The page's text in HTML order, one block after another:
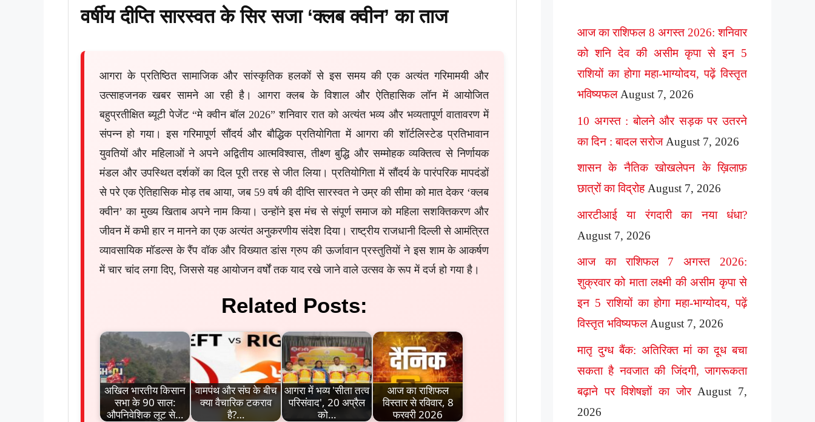
वर्षीय दीप्ति सारस्वत के सिर सजा ‘क्लब क्वीन’ का ताज
आगरा के प्रतिष्ठित सामाजिक और सांस्कृतिक हलकों से इस समय की एक अत्यंत गरिमामयी और
उत्साहजनक खबर सामने आ रही है। आगरा क्लब के विशाल और ऐतिहासिक लॉन में आयोजित
बहुप्रतीक्षित ब्यूटी पेजेंट “मे क्वीन बॉल 2026” शनिवार रात को अत्यंत भव्य और भव्यतापूर्ण वातावरण में
संपन्न हो गया। इस गरिमापूर्ण सौंदर्य और बौद्धिक प्रतियोगिता में आगरा की शॉर्टलिस्टेड प्रतिभावान
युवतियों और महिलाओं ने अपने अद्वितीय आत्मविश्वास, तीक्ष्ण बुद्धि और सम्मोहक व्यक्तित्व से निर्णायक
मंडल और उपस्थित दर्शकों का दिल पूरी तरह से जीत लिया। प्रतियोगिता में सौंदर्य के पारंपरिक मापदंडों
से परे एक ऐतिहासिक मोड़ तब आया, जब 59 वर्ष की दीप्ति सारस्वत ने उम्र की सीमा को मात देकर ‘क्लब
क्वीन’ का मुख्य खिताब अपने नाम किया। उन्होंने इस मंच से संपूर्ण समाज को महिला सशक्तिकरण और
जीवन में कभी हार न मानने का एक अत्यंत अनुकरणीय संदेश दिया। राष्ट्रीय राजधानी दिल्ली से आमंत्रित
व्यावसायिक मॉडल्स के रैंप वॉक और विख्यात डांस ग्रुप की ऊर्जावान प्रस्तुतियों ने इस शाम के आकर्षण
में चार चांद लगा दिए, जिससे यह आयोजन वर्षों तक याद रखे जाने वाले उत्सव के रूप में दर्ज हो गया है।
Related Posts:
अखिल भारतीय किसान
सभा के 90 साल:
औपनिवेशिक लूट से…
वामपंथ और संघ के बीच
क्या वैचारिक टकराव
है?…
आगरा में भव्य 'सीता तत्व
परिसंवाद', 20 अप्रैल
को…
आज का राशिफल
विस्तार से रविवार, 8
फरवरी 2026
आज का राशिफल 8 अगस्त 2026: शनिवार
को शनि देव की असीम कृपा से इन 5
राशियों का होगा महा-भाग्योदय, पढ़ें विस्तृत
भविष्यफल August 7, 2026
10 अगस्त : बोलने और सड़क पर उतरने
का दिन : बादल सरोज August 7, 2026
शासन के नैतिक खोखलेपन के ख़िलाफ़
छात्रों का विद्रोह August 7, 2026
आरटीआई या रंगदारी का नया धंधा?
August 7, 2026
आज का राशिफल 7 अगस्त 2026:
शुक्रवार को माता लक्ष्मी की असीम कृपा से
इन 5 राशियों का होगा महा-भाग्योदय, पढ़ें
विस्तृत भविष्यफल August 7, 2026
मातृ दुग्ध बैंक: अतिरिक्त मां का दूध बचा
सकता है नवजात की जिंदगी, जागरूकता
बढ़ाने पर विशेषज्ञों का जोर August 7,
2026